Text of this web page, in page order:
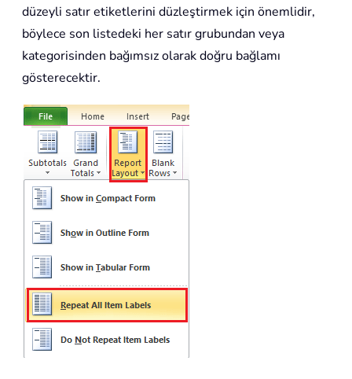
düzeyli satır etiketlerini düzleştirmek için önemlidir,
böylece son listedeki her satır grubundan veya
kategorisinden bağımsız olarak doğru bağlamı
gösterecektir.